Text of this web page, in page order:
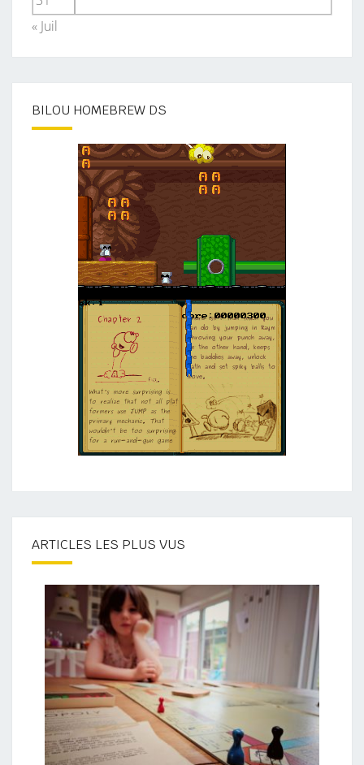
« Juil
BILOU HOMEBREW DS
ARTICLES LES PLUS VUS